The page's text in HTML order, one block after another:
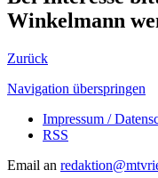
Winkelmann
Zurück
Navigation überspringen
Impressum /
RSS
Email an